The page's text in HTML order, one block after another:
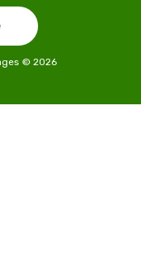
© 2026